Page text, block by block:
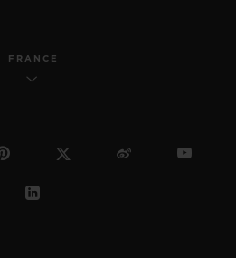
FRANCE